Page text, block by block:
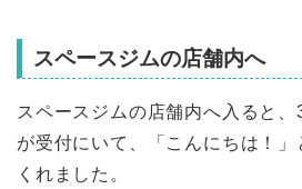
スペースジムの店舗内へ
スペースジムの店舗内へ入ると
が受付にいて、「こんにちは！」
くれました。